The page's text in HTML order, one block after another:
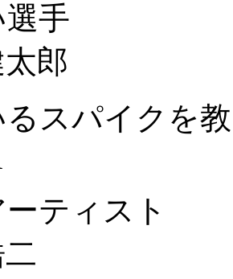
手
郎
るスパイクを
ティスト